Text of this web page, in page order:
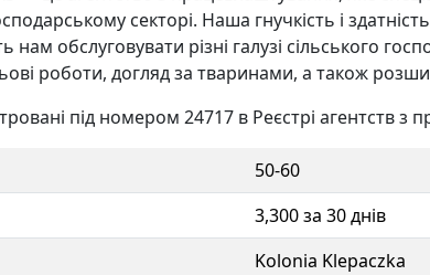
секторі. Наша гнучкість і
нам обслуговувати різні галузі сільського
роботи, догляд за тваринами, а також
під номером 24717 в Реєстрі агентств з
50-60
3,300 за 30 днів
Kolonia Klepaczka